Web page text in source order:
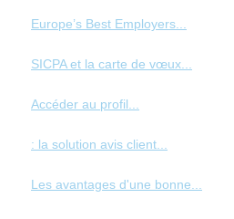
Europe’s Best Employers...
SICPA et la carte de vœux...
Accéder au profil...
: la solution avis client...
Les avantages d'une bonne...